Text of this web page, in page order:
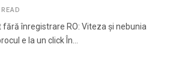
fără înregistrare RO: Viteza și nebunia
e la un click În…